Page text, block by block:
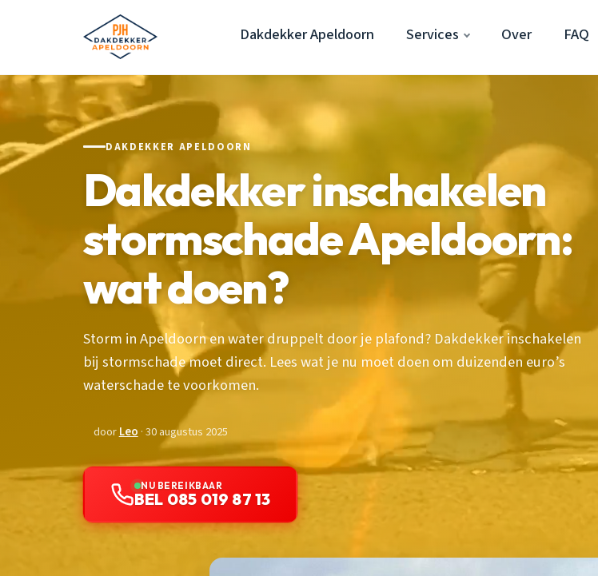
Dakdekker Apeldoorn Services Over FAQ
DAKDEKKER APELDOORN
Dakdekker inschakelen
stormschade Apeldoorn:
wat doen?
Storm in Apeldoorn en water druppelt door je plafond? Dakdekker inschakelen
bij stormschade moet direct. Lees wat je nu moet doen om duizenden euro’s
waterschade te voorkomen.
doorLeo · 30 augustus 2025
NU BEREIKBAAR
BEL 085 019 87 13